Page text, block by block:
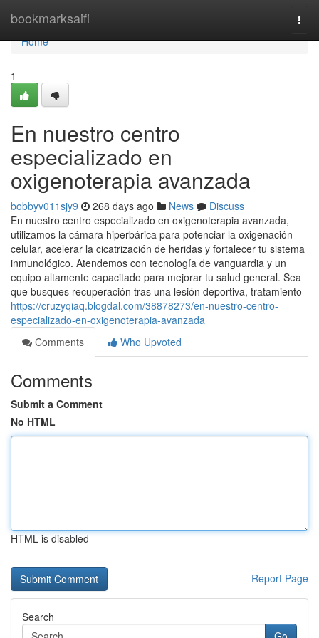
bookmarksaifi
Home
Home
1
En nuestro centro
especializado en
oxigenoterapia avanzada
bobbyv011sjy9 268 days ago News
Discuss
En nuestro centro especializado en oxigenoterapia avanzada,
utilizamos la cámara hiperbárica para potenciar la oxigenación
celular, acelerar la cicatrización de heridas y fortalecer tu sistema
inmunológico. Atendemos con tecnología de vanguardia y un
equipo altamente capacitado para mejorar tu salud general. Sea
que busques recuperación tras una lesión deportiva, tratamiento
https://cruzyqiaq.blogdal.com/38878273/en-nuestro-centro-
especializado-en-oxigenoterapia-avanzada
Comments
Who Upvoted
Comments
Submit a Comment
No HTML
HTML is disabled
Report Page
Search